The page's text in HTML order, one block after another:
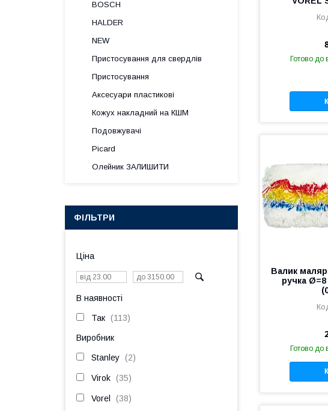
Готово до
Валик
ручка
Готово до
BOSCH
HALDER
NEW
Пристосування для свердлів
Пристосування
Аксесуари пластикові
Кожух накладний на КШМ
Подовжувачі
Picard
Олейник ЗАЛИШИТИ
ФІЛЬТРИ
Ціна
В наявності
Так 113
Виробник
Stanley 2
Virok 35
Vorel 38